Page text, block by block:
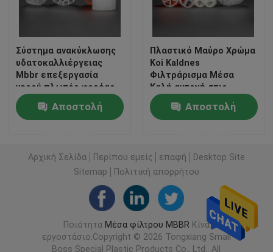
Γύρος εργοστασίων
Ποιοτικός έλεγχος
Μας ελάτε σε επαφή με
Ζητήστε ένα απόσπασμα
Μέσα φίλτρου MBBR
Βιο μέσα MBBR
Σύστημα ανακύκλωσης
υδατοκαλλιέργειας
Mbbr επεξεργασία
νερού πλωτός φορέας
Αποστολή
Πλαστικό Μαύρο Χρώμα
Koi Kaldnes
Φιλτράρισμα Μέσα
Καλή αντοχή στις
επιπτώσεις για την
υδατοκαλλιέργεια
Αποστολή
Αρχική Σελίδα Περίπου εμείς επαφή
Desktop Site
Sitemap
Πολιτική απορρήτου
Ποιότητα Μέσα φίλτρου MBBR Κίνα
εργοστάσιο.Copyright © 2026 Tongxiang Small
Boss Special Plastic Products Co., Ltd.. All